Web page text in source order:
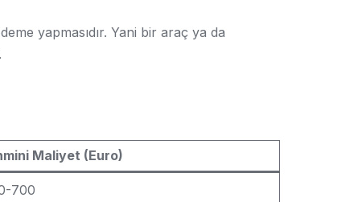
yapmasıdır. Yani bir araç ya da
Maliyet (Euro)
700